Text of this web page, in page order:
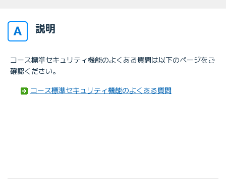
説明
コース標準セキュリティ機能のよくある質問は以下のページをご
確認ください。
コース標準セキュリティ機能のよくある質問